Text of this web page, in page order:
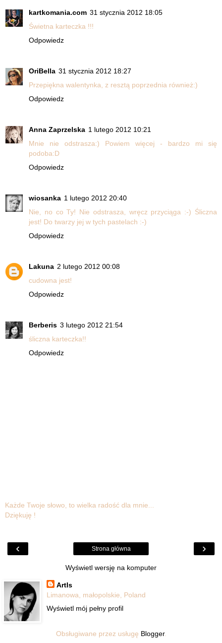
kartkomania.com 31 stycznia 2012 18:05
Świetna karteczka !!!
Odpowiedz
OriBella 31 stycznia 2012 18:27
Przepiękna walentynka, z resztą poprzednia również:)
Odpowiedz
Anna Zaprzelska 1 lutego 2012 10:21
Mnie nie odstrasza:) Powiem więcej - bardzo mi się
podoba:D
Odpowiedz
wiosanka 1 lutego 2012 20:40
Nie, no co Ty! Nie odstrasza, wręcz przyciąga :-) Śliczna
jest! Do twarzy jej w tych pastelach :-)
Odpowiedz
Lakuna 2 lutego 2012 00:08
cudowna jest!
Odpowiedz
Berberis 3 lutego 2012 21:54
śliczna karteczka!!
Odpowiedz
Każde Twoje słowo, to wielka radość dla mnie...
Dziękuję !
‹ ›
Strona główna
Wyświetl wersję na komputer
ArtIs
Limanowa, małopolskie, Poland
Wyświetl mój pełny profil
Obsługiwane przez usługę Blogger.